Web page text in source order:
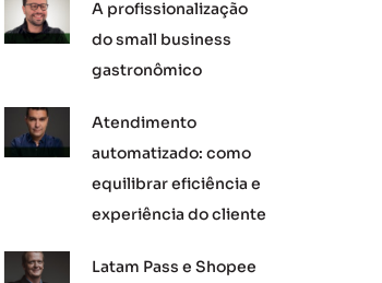
A profissionalização
do small business
gastronômico
Atendimento
automatizado: como
equilibrar eficiência e
experiência do cliente
Latam Pass e Shopee